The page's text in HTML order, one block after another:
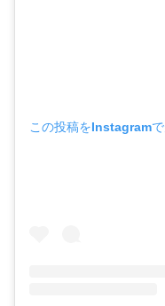
この投稿をInstagramで